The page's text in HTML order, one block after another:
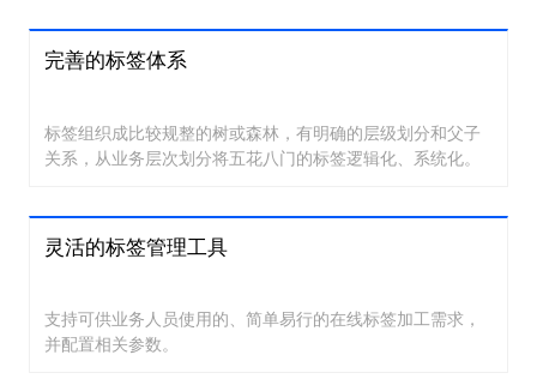
完善的标签体系
标签组织成比较规整的树或森林，有明确的层级划分和父子
关系，从业务层次划分将五花八门的标签逻辑化、系统化。
灵活的标签管理工具
支持可供业务人员使用的、简单易行的在线标签加工需求，
并配置相关参数。